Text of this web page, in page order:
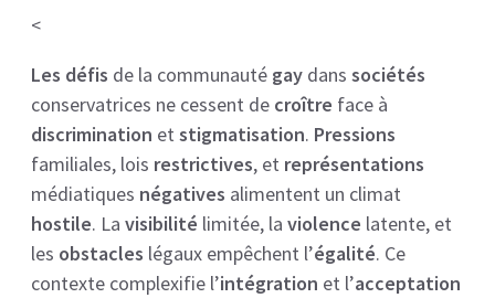
<
Les défis de la communauté gay dans sociétés
conservatrices ne cessent de croître face à
discrimination et stigmatisation. Pressions
familiales, lois restrictives, et représentations
médiatiques négatives alimentent un climat
hostile. La visibilité limitée, la violence latente, et
les obstacles légaux empêchent l’égalité. Ce
contexte complexifie l’intégration et l’acceptation